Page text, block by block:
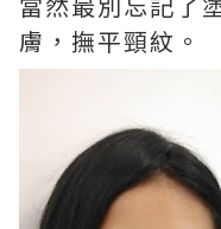
膚，撫平頸紋。